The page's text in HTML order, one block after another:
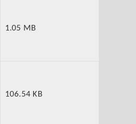
1.05 MB
106.54 KB